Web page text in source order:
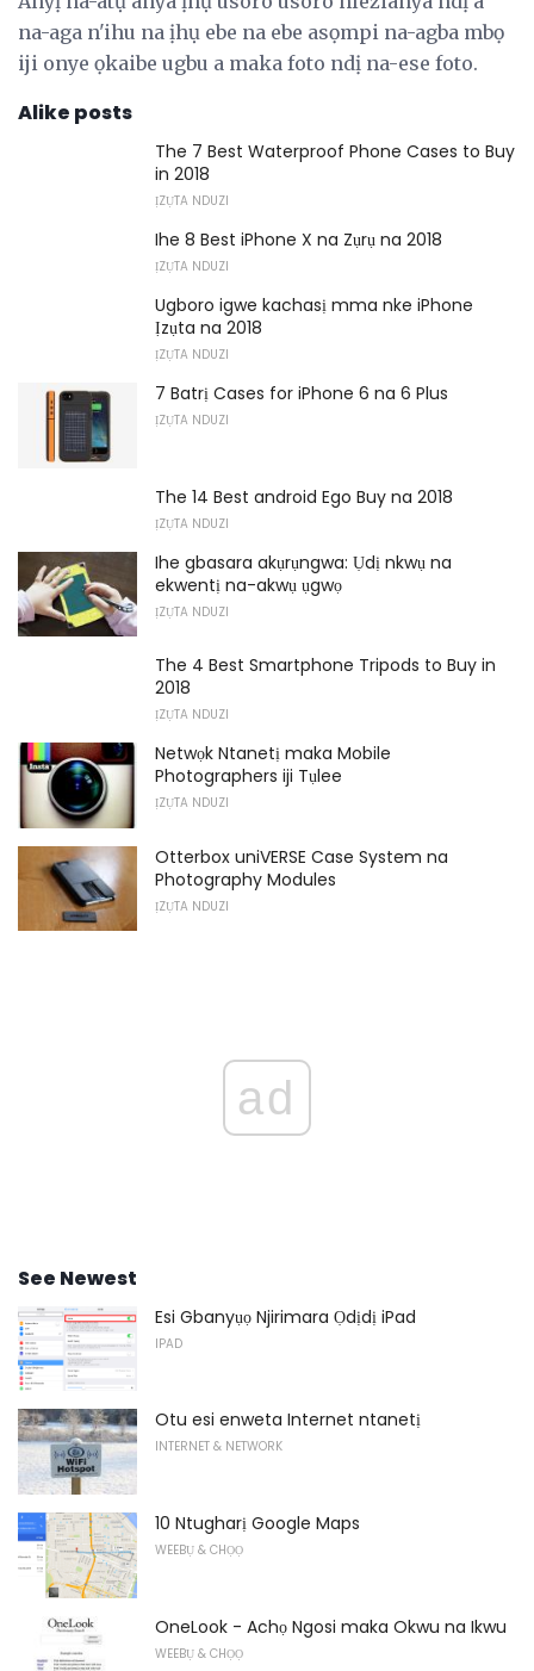
na-aga n'ihu na ịhụ ebe na ebe asọmpi na-agba mbọ
iji onye ọkaibe ugbu a maka foto ndị na-ese foto.
Alike posts
The 7 Best Waterproof Phone Cases to Buy
in 2018
ỊZỤTA NDUZI
Ihe 8 Best iPhone X na Zụrụ na 2018
ỊZỤTA NDUZI
Ugboro igwe kachasị mma nke iPhone
Ịzụta na 2018
ỊZỤTA NDUZI
7 Batrị Cases for iPhone 6 na 6 Plus
ỊZỤTA NDUZI
The 14 Best android Ego Buy na 2018
ỊZỤTA NDUZI
Ihe gbasara akụrụngwa: Ụdị nkwụ na
ekwentị na-akwụ ụgwọ
ỊZỤTA NDUZI
The 4 Best Smartphone Tripods to Buy in
2018
ỊZỤTA NDUZI
Netwọk Ntanetị maka Mobile
Photographers iji Tụlee
ỊZỤTA NDUZI
Otterbox uniVERSE Case System na
Photography Modules
ỊZỤTA NDUZI
ad
See Newest
Esi Gbanyụọ Njirimara Ọdịdị iPad
IPAD
Otu esi enweta Internet ntanetị
INTERNET & NETWORK
10 Ntugharị Google Maps
WEEBỤ & CHỌỌ
OneLook - Achọ Ngosi maka Okwu na Ikwu
WEEBỤ & CHỌỌ